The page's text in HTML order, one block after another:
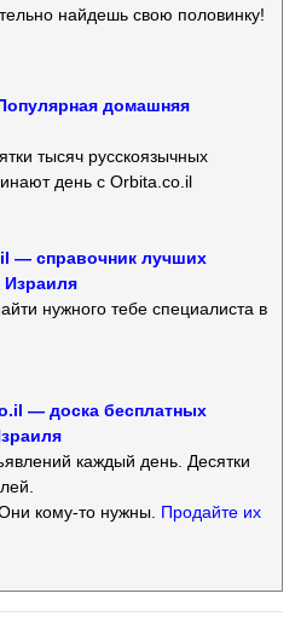
найдешь свою половинку!
домашняя
тысяч русскоязычных
день с Orbita.co.il
— справочник лучших
Израиля
нужного тебе специалиста в
— доска бесплатных
каждый день. Десятки
кому-то нужны. Продайте их